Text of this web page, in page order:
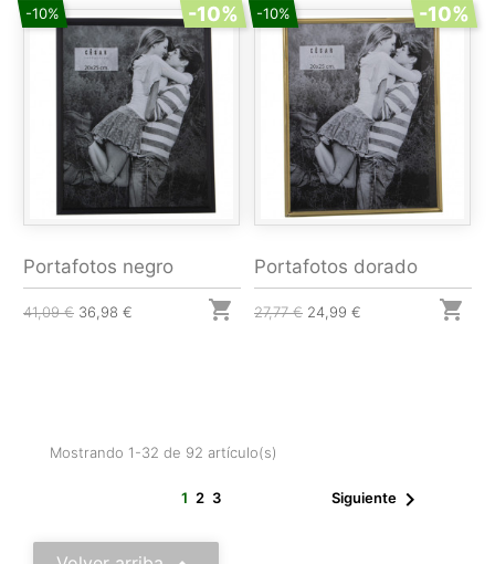
-10% -10%
Portafotos negro
41,09 € 36,98 € 
-10% -10%
Portafotos dorado
27,77 € 24,99 € 
Mostrando 1-32 de 92 artículo(s)
1 2 3 Siguiente 